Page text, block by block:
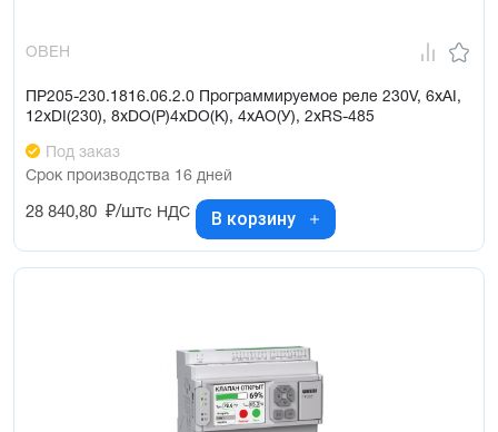
ОВЕН
ПР205-230.1816.06.2.0 Программируемое реле 230V, 6xAI,
12xDI(230), 8xDO(Р)4xDO(K), 4xAO(У), 2xRS-485
Под заказ
Срок производства 16 дней
28 840,80 ₽/штс НДС В корзину